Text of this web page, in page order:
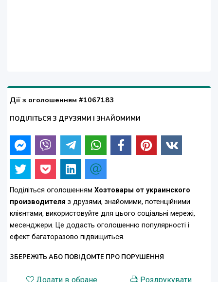
Дії з оголошенням #1067183
ПОДІЛІТЬСЯ З ДРУЗЯМИ І ЗНАЙОМИМИ
Поділіться оголошенням Хозтовары от украинского
производителя з друзями, знайомими, потенційними
клієнтами, використовуйте для цього соціальні мережі,
месенджери. Це додасть оголошенню популярності і
ефект багаторазово підвищиться.
ЗБЕРЕЖІТЬ АБО ПОВІДОМТЕ ПРО ПОРУШЕННЯ
Додати в обране
Роздрукувати